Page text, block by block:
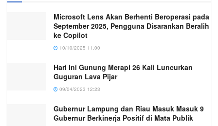
Microsoft Lens Akan Berhenti Beroperasi pada
September 2025, Pengguna Disarankan Beralih
ke Copilot
10/10/2025 11:00
Hari Ini Gunung Merapi 26 Kali Luncurkan
Guguran Lava Pijar
09/04/2023 12:23
Gubernur Lampung dan Riau Masuk Masuk 9
Gubernur Berkinerja Positif di Mata Publik